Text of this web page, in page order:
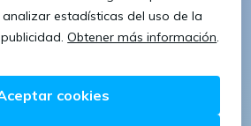
1 letra minúscula
1 número